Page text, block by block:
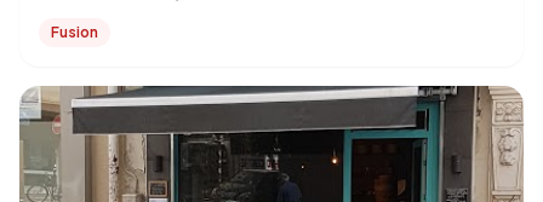
Fusion